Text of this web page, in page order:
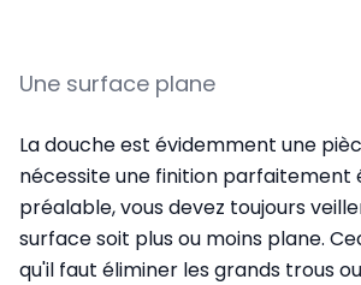
Une surface plane
La douche est évidemment une
nécessite une finition parfaitement
préalable, vous devez toujours
surface soit plus ou moins plane.
qu'il faut éliminer les grands trous